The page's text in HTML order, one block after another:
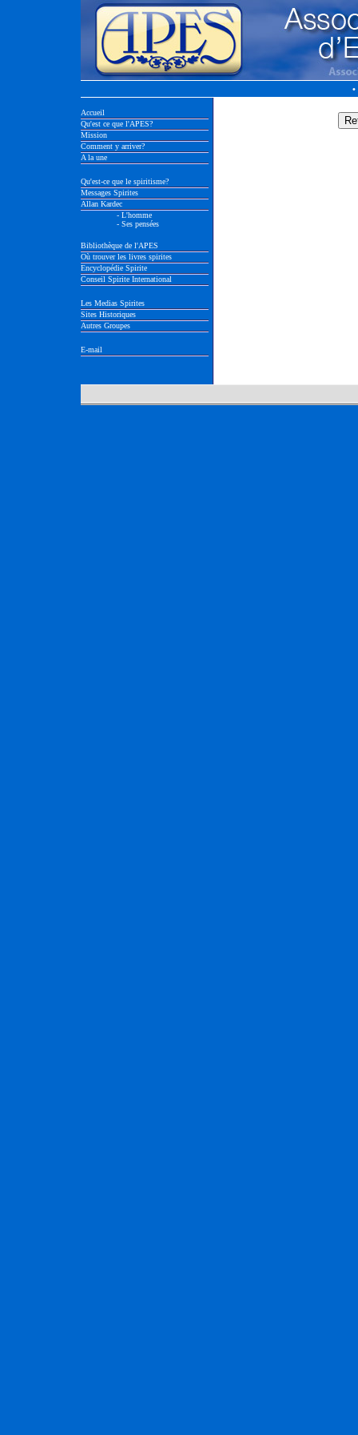
Accueil
Qu'est ce que l'APES?
Mission
Comment y arriver?
A la une
Qu'est-ce que le spiritisme?
Messages Spirites
Allan Kardec
- L'homme
- Ses pensées
Bibliothèque de l'APES
Où trouver les livres spirites
Encyclopédie Spirite
Conseil Spirite International
Les Medias Spirites
Sites Historiques
Autres Groupes
E-mail